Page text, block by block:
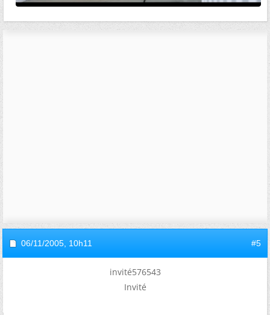
06/11/2005, 10h11 #5
invité576543
Invité